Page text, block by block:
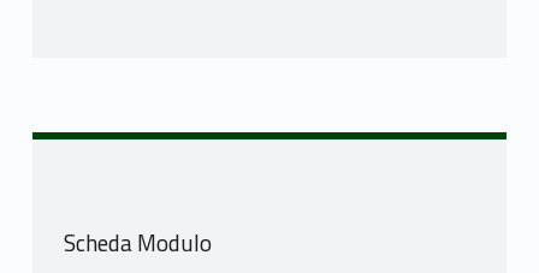
gli studenti svilupperanno e perfezioneranno
Scheda Modulo